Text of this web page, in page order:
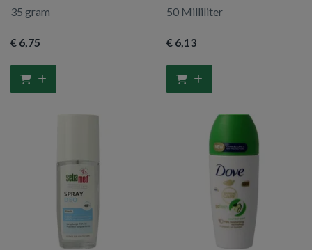
35 gram
€ 6,75
50 Milliliter
€ 6,13